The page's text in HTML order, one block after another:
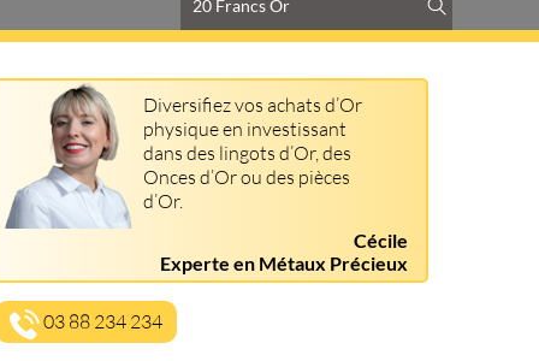
Diversifiez vos achats d’Or
physique en investissant
dans des lingots d’Or, des
Onces d’Or ou des pièces
d’Or.
Cécile
Experte en Métaux Précieux
03 88 234 234